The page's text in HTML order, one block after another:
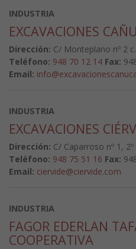
INDUSTRIA
EXCAVACIONES
Dirección: C/ Monteplano nº 2
Teléfono: 948 70 12 14 Fax:
Email:
INDUSTRIA
EXCAVACIONES
Dirección: C/ Caparroso nº 1,
Teléfono: 948 75 51 16 Fax:
Email: ciervide@ciervide.com
INDUSTRIA
FAGOR EDERLAN
COOPERATIVA